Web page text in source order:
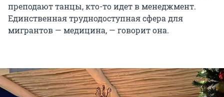
преподают танцы, кто-то идет в менеджмент.
Единственная труднодоступная сфера для
мигрантов — медицина, — говорит она.